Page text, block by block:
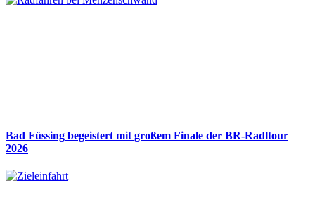
Bad Füssing begeistert mit großem Finale der BR-Radltour
2026